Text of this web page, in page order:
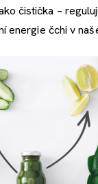
čistička –
energie čchi v